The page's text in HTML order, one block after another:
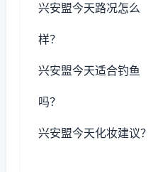
兴安盟今天路况怎么
样？
兴安盟今天适合钓鱼
吗？
兴安盟今天化妆建议？